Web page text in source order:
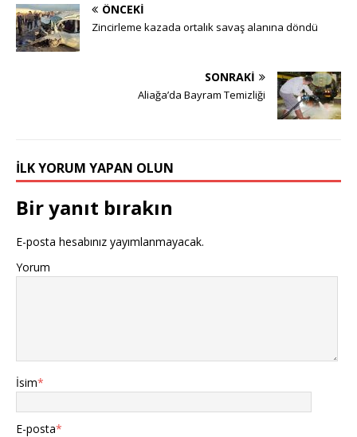
ÖNCEKI
Zincirleme kazada ortalık savaş alanına döndü
SONRAKI
Aliağa’da Bayram Temizliği
İLK YORUM YAPAN OLUN
Bir yanıt bırakın
E-posta hesabınız yayımlanmayacak.
Yorum
İsim*
E-posta*